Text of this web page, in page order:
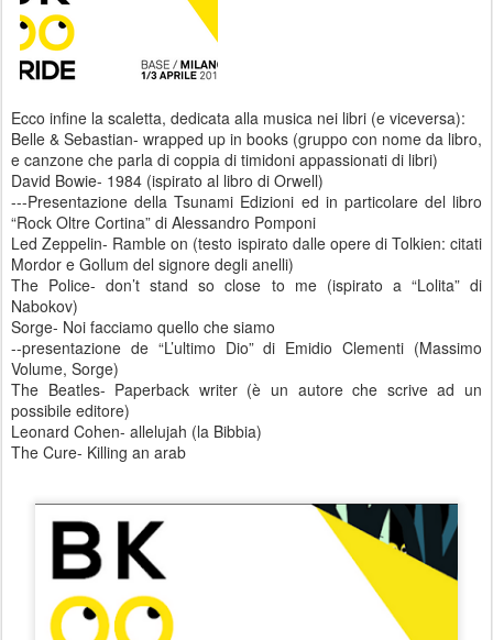
Ecco infine la scaletta, dedicata alla musica nei libri (e viceversa):
Belle & Sebastian- wrapped up in books (gruppo con nome da libro,
e canzone che parla di coppia di timidoni appassionati di libri)
David Bowie- 1984 (ispirato al libro di Orwell)
---Presentazione della Tsunami Edizioni ed in particolare del libro
“Rock Oltre Cortina” di Alessandro Pomponi
Led Zeppelin- Ramble on (testo ispirato dalle opere di Tolkien: citati
Mordor e Gollum del signore degli anelli)
The Police- don’t stand so close to me (ispirato a “Lolita” di
Nabokov)
Sorge- Noi facciamo quello che siamo
--presentazione de “L’ultimo Dio” di Emidio Clementi (Massimo
Volume, Sorge)
The Beatles- Paperback writer (è un autore che scrive ad un
possibile editore)
Leonard Cohen- allelujah (la Bibbia)
The Cure- Killing an arab